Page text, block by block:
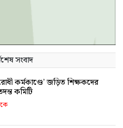
সংবাদ
কর্মকাণ্ডে’ জড়িত শিক্ষকদের
কমিটি